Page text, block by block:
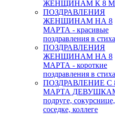
ЖЕНЩИНАМ К 8
ПОЗДРАВЛЕНИЯ
ЖЕНЩИНАМ НА 8
МАРТА - красивые
поздравления в
ПОЗДРАВЛЕНИЯ
ЖЕНЩИНАМ НА 8
МАРТА - короткие
поздравления в
ПОЗДРАВЛЕНИЕ С
МАРТА
подруге, сокурснице,
соседке, коллеге